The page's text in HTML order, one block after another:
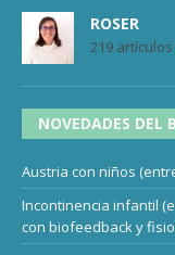
ROSER
219
NOVEDADES DEL
Austria con niños
Incontinencia infantil
con biofeedback y